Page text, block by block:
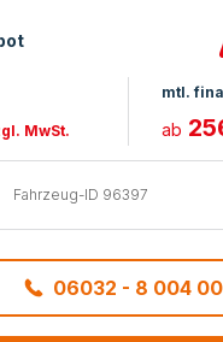
MwSt.
mtl.
ab
Fahrzeug-ID 96397
06032 - 8 004